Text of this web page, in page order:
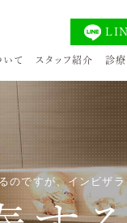
いて スタッフ紹介 診
のですが、インビザ